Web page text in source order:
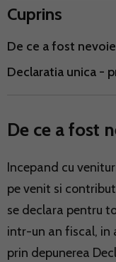
Cuprins
De ce a fost
Declaratia unica -
De ce a fost
Incepand cu
pe venit si
se declara pentru
intr-un an fiscal, in
prin depunerea